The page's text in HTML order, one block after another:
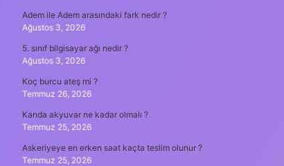
Adem ile Adem arasındaki fark nedir ?
Ağustos 3, 2026
5. sınıf bilgisayar ağı nedir ?
Ağustos 3, 2026
Koç burcu ateş mi ?
Temmuz 26, 2026
Kanda akyuvar ne kadar olmalı ?
Temmuz 25, 2026
Askeriyeye en erken saat kaçta teslim olunur ?
Temmuz 25, 2026